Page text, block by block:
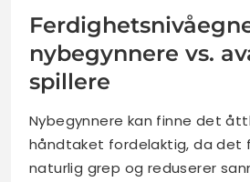
nybegynnere vs.
spillere
Nybegynnere kan finne det
håndtaket fordelaktig, da det
naturlig grep og reduserer